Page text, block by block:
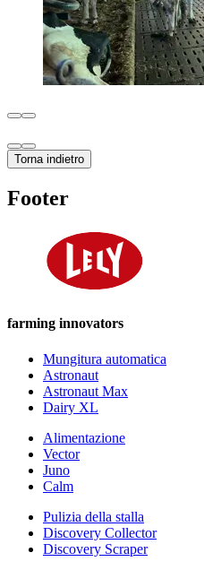
Torna indietro
Footer
farming innovators
Mungitura automatica
Astronaut
Astronaut Max
Dairy XL
Alimentazione
Vector
Juno
Calm
Pulizia della stalla
Discovery Collector
Discovery Scraper